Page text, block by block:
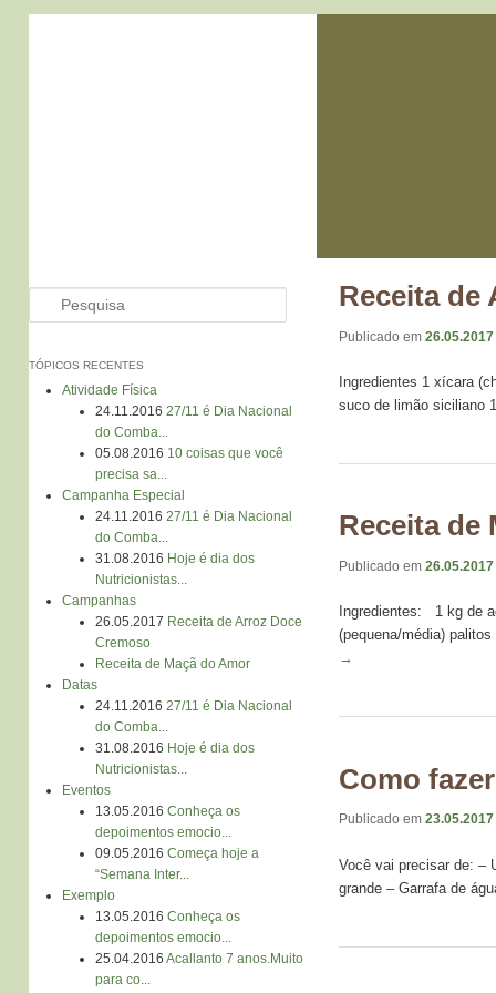
Pesquisa
TÓPICOS RECENTES
Atividade Física
24.11.2016 27/11 é Dia Nacional
do Comba...
05.08.2016 10 coisas que você
precisa sa...
Campanha Especial
24.11.2016 27/11 é Dia Nacional
do Comba...
31.08.2016 Hoje é dia dos
Nutricionistas...
Campanhas
26.05.2017 Receita de Arroz Doce
Cremoso
Receita de Maçã do Amor
Datas
24.11.2016 27/11 é Dia Nacional
do Comba...
31.08.2016 Hoje é dia dos
Nutricionistas...
Eventos
13.05.2016 Conheça os
depoimentos emocio...
09.05.2016 Começa hoje a
“Semana Inter...
Exemplo
13.05.2016 Conheça os
depoimentos emocio...
25.04.2016 Acallanto 7 anos.Muito
para co...
Receita de
Publicado em 26.05.2017
Ingredientes 1 xícara
suco de limão siciliano
Receita de
Publicado em 26.05.2017
Ingredientes: 1 kg de
(pequena/média)
→
Como
Publicado em 23.05.2017
Você vai precisar de: –
grande – Garrafa de